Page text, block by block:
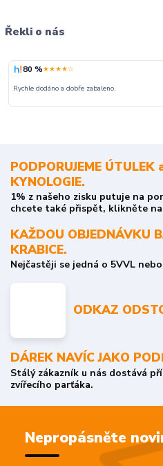
Řekli o nás
80 %★★★★☆
Rychle dodáno a dobře zabaleno.
PODPORUJEME ÚTULEK
KYNOLOGIE.
1% z našeho zisku putuje na
chcete také přispět, klikněte
KAŽDOU OBJEDNÁVKU
KRABICE.
Nejčastěji se jedná o 5VVL
ODKAZ
DÁREK NAVÍC JAKO
Stálý zákazník u nás dostává
zvířecího parťáka.
Nepropásněte